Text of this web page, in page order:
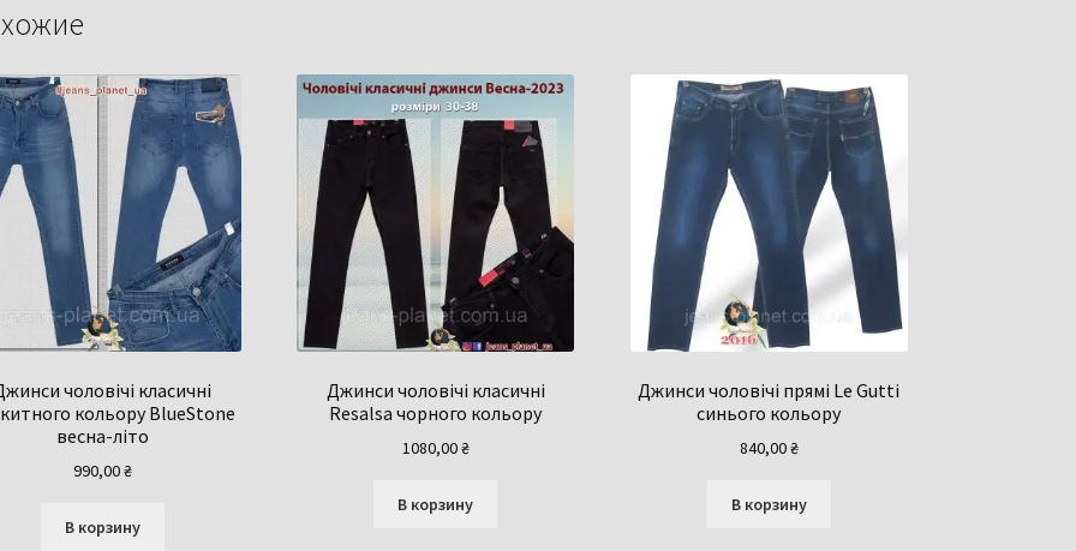
чоловічі класичні
кольору BlueStone
весна-літо
990,00₴
В корзину
Джинси чоловічі класичні
Resalsa чорного кольору
1080,00₴
В корзину
Джинси чоловічі прямі Le Gutti
синього кольору
840,00₴
В корзину